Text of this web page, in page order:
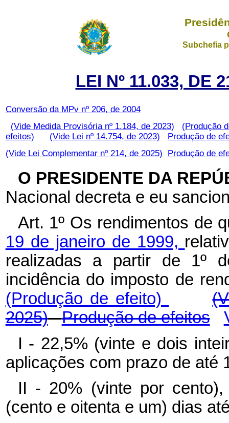
Subchefia
LEI Nº 11.033, DE
Conversão da MPv nº 206, de 2004
(Vide Medida Provisória nº 1.184, de 2023)
(Produção
efeitos)
(Vide Lei nº 14.754, de 2023)
Produção de
(Vide Lei Complementar nº 214, de 2025)
Produção de
O PRESIDENTE DA
Nacional decreta e eu
Art. 1º Os rendimentos de
19 de janeiro de 1999,
realizadas a partir de 1º
incidência do imposto de
(Produção de efeito)
2025)
Produção de efeitos
I - 22,5% (vinte e dois
aplicações com prazo de até
II - 20% (vinte por
(cento e oitenta e um) dias